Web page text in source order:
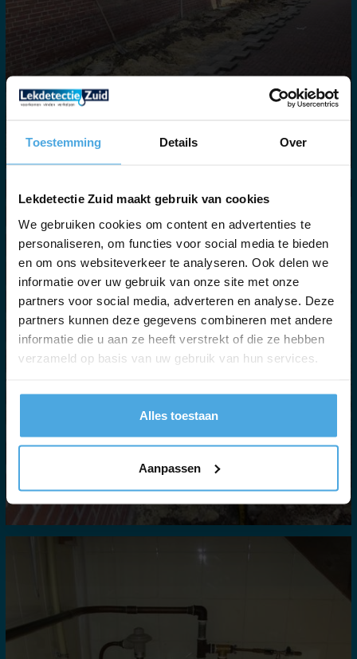
Toestemming Details Over
Lekdetectie Zuid maakt gebruik van cookies
We gebruiken cookies om content en advertenties te
personaliseren, om functies voor social media te bieden
en om ons websiteverkeer te analyseren. Ook delen we
informatie over uw gebruik van onze site met onze
partners voor social media, adverteren en analyse. Deze
partners kunnen deze gegevens combineren met andere
informatie die u aan ze heeft verstrekt of die ze hebben
verzameld op basis van uw gebruik van hun services.
Alles toestaan
Aanpassen